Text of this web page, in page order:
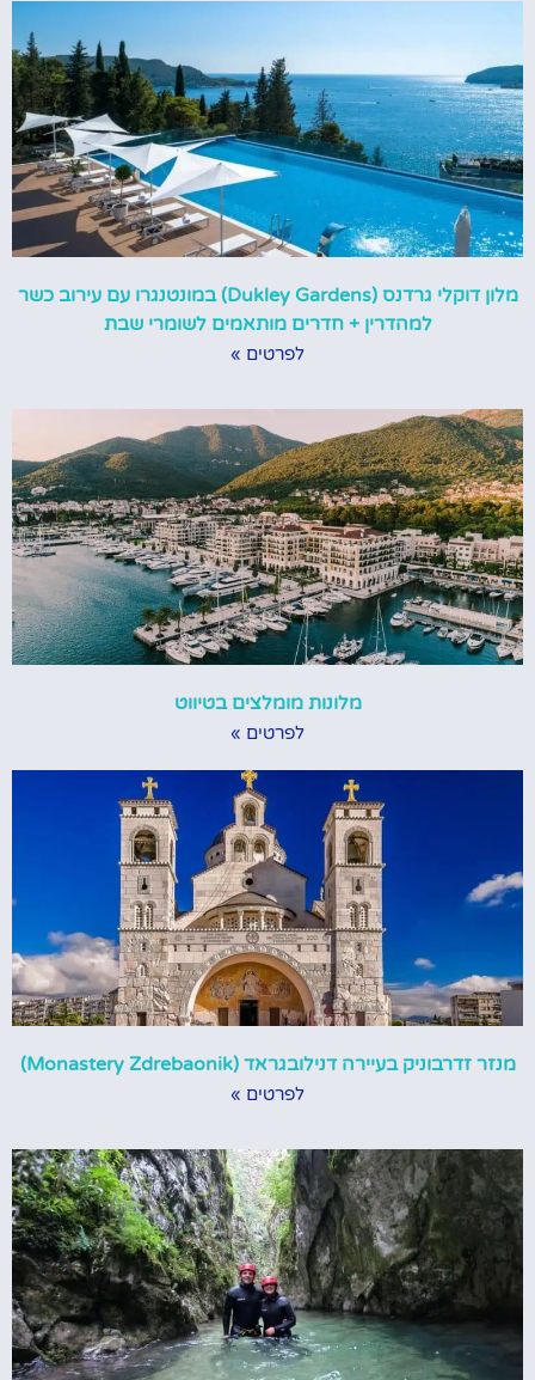
מלון דוקלי גרדנס (Dukley Gardens) במונטנגרו עם עירוב כשר
למהדרין + חדרים מותאמים לשומרי שבת
לפרטים »
מלונות מומלצים בטיווט
לפרטים »
מנזר זדרבוניק בעיירה דנילובגראד (Monastery Zdrebaonik)
לפרטים »